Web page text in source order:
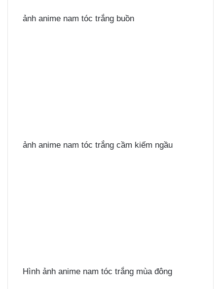
ảnh anime nam tóc trắng buồn
ảnh anime nam tóc trắng cầm kiếm ngầu
Hình ảnh anime nam tóc trắng mùa đông